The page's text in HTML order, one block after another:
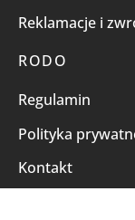
Reklamacje i
RODO
Regulamin
Polityka
Kontakt